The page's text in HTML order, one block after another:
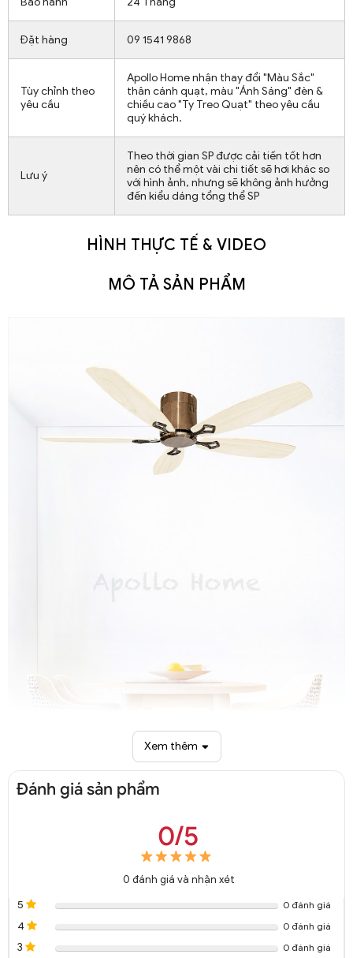
Đặt hàng 09 1541 9868
Tùy chỉnh theo
yêu cầu
Apollo Home nhận thay đổi "Màu Sắc"
thân cánh quạt, màu "Ánh Sáng" đèn &
chiều cao "Ty Treo Quạt" theo yêu cầu
quý khách.
Lưu ý
Theo thời gian SP được cải tiến tốt hơn
nên có thể một vài chi tiết sẽ hơi khác so
với hình ảnh, nhưng sẽ không ảnh hưởng
đến kiểu dáng tổng thể SP
HÌNH THỰC TẾ & VIDEO
MÔ TẢ SẢN PHẨM
Quạt trần sát trần 5 cánh không đèn Decor chung cư QTT 8012A
Xem thêm
Đánh giá sản phẩm
0/5
0 đánh giá và nhận xét
5
0 đánh giá
4 0 đánh giá
3 0 đánh giá